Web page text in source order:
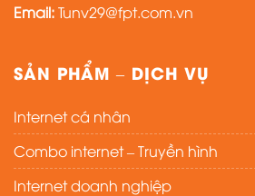
Email:Tunv29@fpt.com.vn
SẢN PHẨM – DỊCH VỤ
Internet cá nhân
Combo internet – Truyền hình
Internet doanh nghiệp